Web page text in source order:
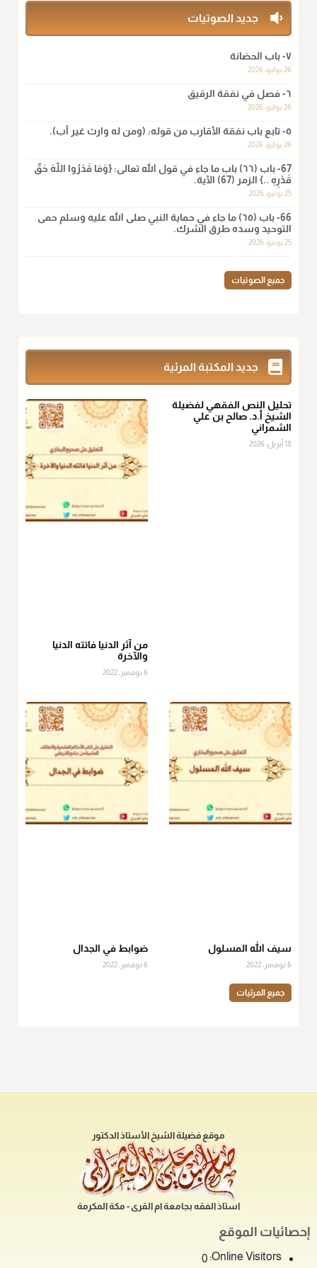
منذ 3 شهر
لا أعلم لدعاء ختم القرآن في الصلاة أصلاً صحيحاً يعتمد عليه من سنة
الرسول صلى الله عليه وسلّم، ولا من عمل الصحابة رضي الله
منذ 3 شهر
أ.د. صالح الشمراني
نرى اليوم بأبصارنا بعض ما رأى العلماء ببصائرهم: "والرافضة ليس
لهم سعي إلا في هدم الإسلام و نقض عراه...فأيامهم في الإسلام
كلها سود" ابن تيمية.
أ.د. صالح الشمراني
المعتدلين غير مقبوضتين ولا مبسوطتين أربع مرات من الرز أو البر
أو التمر أو اللحم
منذ 3 شهر
، فإلم يعلم إلا بعد ذلك لم تجزه لقولهﷺ:
الصاع..فمن شق عليه إخراج الطعام هذه الأيام وأراد إخراج القيمة
أ.د. صالح الشمراني
دفعزكاة الفطرللمسكين القريب صدقة وصلة وهو أفضل من
دفعها للبعيد ولا تغرك مظاهر ووظائف بعض الأقارب فإن
منذ 3 شهر
جديد الصوتيات
٧- باب الحضانة
26 يوليو، 2026
٦- فصل في نفقة الرقيق
26 يوليو، 2026
٥- تابع باب نفقة الأقارب من قوله: (ومن له وارث غير أب).
26 يوليو، 2026
67- باب (٦٦) باب ما جاء في قول الله تعالى: {وَمَا قَدَرُوا اللَّهَ حَقَّ
قَدْرِهِ ..} الزمر (67) الآية.
25 يونيو، 2026
66- باب (٦٥) ما جاء في حماية النبي صلى الله عليه وسلم حمى
التوحيد وسده طرق الشرك.
25 يونيو، 2026
جميع الصوتيات
جديد المكتبة المرئية
تحليل النص الفقهي لفضيلة
الشيخ أ.د. صالح بن علي
الشمراني
18 أبريل، 2026
من آثر الدنيا فاتته الدنيا
والآخرة
6 نوفمبر، 2022
سيف الله المسلول
6 نوفمبر، 2022
ضوابط في الجدال
6 نوفمبر، 2022
جميع المرئيات
موقع فضيلة الشيخ الأستاذ الدكتور
استاذ الفقه بجامعة ام القرى - مكة المكرمة
إحصائيات الموقع
Online Visitors:
0